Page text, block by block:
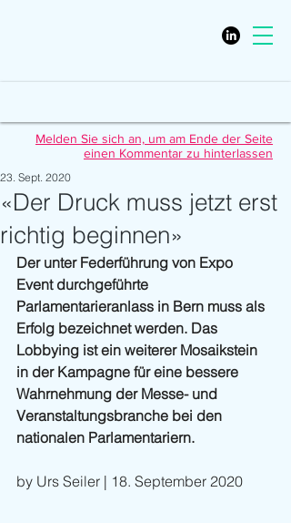
Melden Sie sich an, um am Ende der Seite
einen Kommentar zu hinterlassen
«Der Druck muss jetzt erst
richtig beginnen»
23. Sept. 2020
Der unter Federführung von Expo
Event durchgeführte
Parlamentarieranlass in Bern muss als
Erfolg bezeichnet werden. Das
Lobbying ist ein weiterer Mosaikstein
in der Kampagne für eine bessere
Wahrnehmung der Messe- und
Veranstaltungsbranche bei den
nationalen Parlamentariern.
by Urs Seiler | 18. September 2020